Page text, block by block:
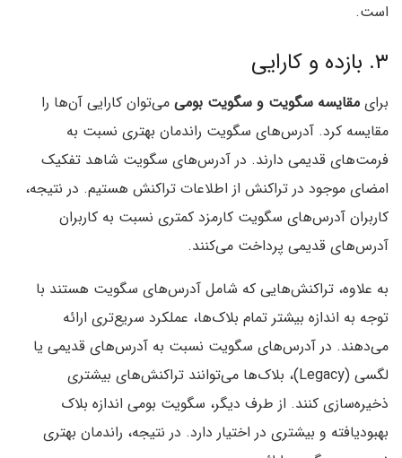
است.
۳. بازده و کارایی
برای مقایسه سگویت و سگویت بومی می‌توان کارایی آن‌ها را
مقایسه کرد. آدرس‌های سگویت راندمان بهتری نسبت به
فرمت‌های قدیمی دارند. در آدرس‌های سگویت شاهد تفکیک
امضای موجود در تراکنش از اطلاعات تراکنش هستیم. در نتیجه،
کاربران آدرس‌های سگویت کارمزد کمتری نسبت به کاربران
آدرس‌های قدیمی پرداخت می‌کنند.
به علاوه، تراکنش‌هایی که شامل آدرس‌های سگویت هستند با
توجه به اندازه بیشتر تمام بلاک‌ها، عملکرد سریع‌تری ارائه
می‌دهند. در آدرس‌های سگویت نسبت به آدرس‌های قدیمی یا
لگسی (Legacy)، بلاک‌ها می‌توانند تراکنش‌های بیشتری
ذخیره‌سازی کنند. از طرف دیگر، سگویت بومی اندازه بلاک
بهبودیافته و بیشتری در اختیار دارد. در نتیجه، راندمان بهتری